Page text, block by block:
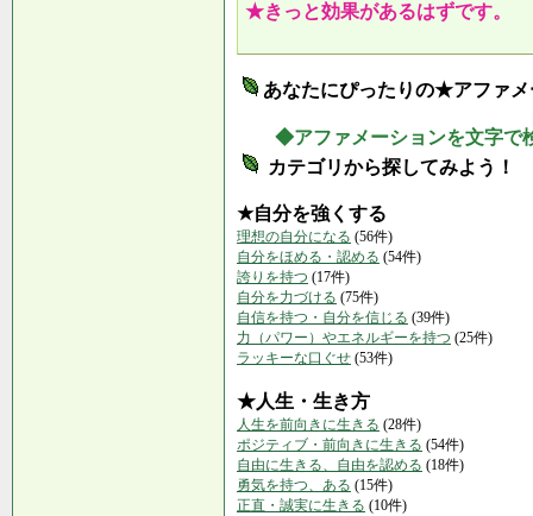
★きっと効果があるはずです。
あなたにぴったりの★アファ
◆アファメーションを文字で
カテゴリから探してみよう！
★自分を強くする
理想の自分になる (56件)
自分をほめる・認める (54件)
誇りを持つ (17件)
自分を力づける (75件)
自信を持つ・自分を信じる (39件)
力（パワー）やエネルギーを持つ (25件)
ラッキーな口ぐせ (53件)
★人生・生き方
人生を前向きに生きる (28件)
ポジティブ・前向きに生きる (54件)
自由に生きる、自由を認める (18件)
勇気を持つ、ある (15件)
正直・誠実に生きる (10件)